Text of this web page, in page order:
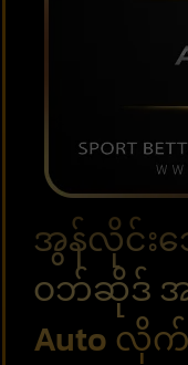
အွန်လိုင်း
ဝဘ်ဆိုဒ် အ
Auto လို